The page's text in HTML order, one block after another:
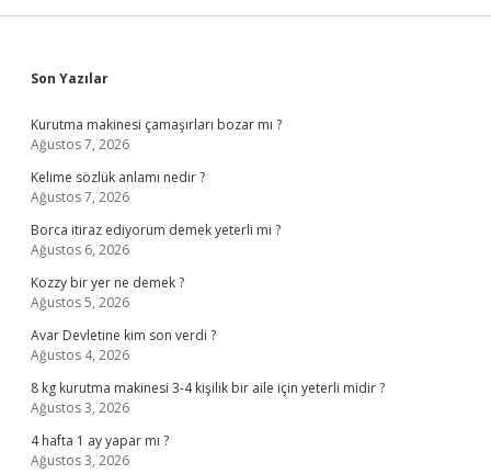
Sidebar
Son Yazılar
Kurutma makinesi çamaşırları bozar mı ?
Ağustos 7, 2026
Kelime sözlük anlamı nedir ?
Ağustos 7, 2026
Borca itiraz ediyorum demek yeterli mi ?
Ağustos 6, 2026
Kozzy bir yer ne demek ?
Ağustos 5, 2026
Avar Devletine kim son verdi ?
Ağustos 4, 2026
8 kg kurutma makinesi 3-4 kişilik bir aile için yeterli midir ?
Ağustos 3, 2026
4 hafta 1 ay yapar mı ?
Ağustos 3, 2026